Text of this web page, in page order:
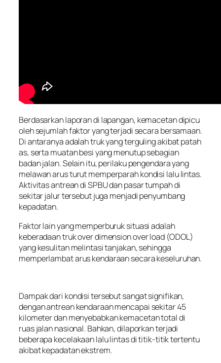
Berdasarkan laporan di lapangan, kemacetan dipicu
oleh sejumlah faktor yang terjadi secara bersamaan.
Di antaranya adalah truk yang terguling akibat patah
as, serta muatan besi yang menutup sebagian
badan jalan. Selain itu, perilaku pengendara yang
melawan arus turut memperparah kondisi lalu lintas.
Aktivitas antrean di SPBU dan pasar tumpah di
sekitar jalur tersebut juga menjadi penyumbang
kepadatan.
Faktor lain yang memperburuk situasi adalah
keberadaan truk over dimension over load (ODOL)
yang kesulitan melintasi tanjakan, sehingga
memperlambat arus kendaraan secara keseluruhan.
Dampak dari kondisi tersebut sangat signifikan,
dengan antrean kendaraan mencapai sekitar 45
kilometer dan menyebabkan kemacetan total di
ruas jalan nasional. Bahkan, dilaporkan terjadi
beberapa kecelakaan lalu lintas di titik-titik tertentu
akibat kepadatan ekstrem.